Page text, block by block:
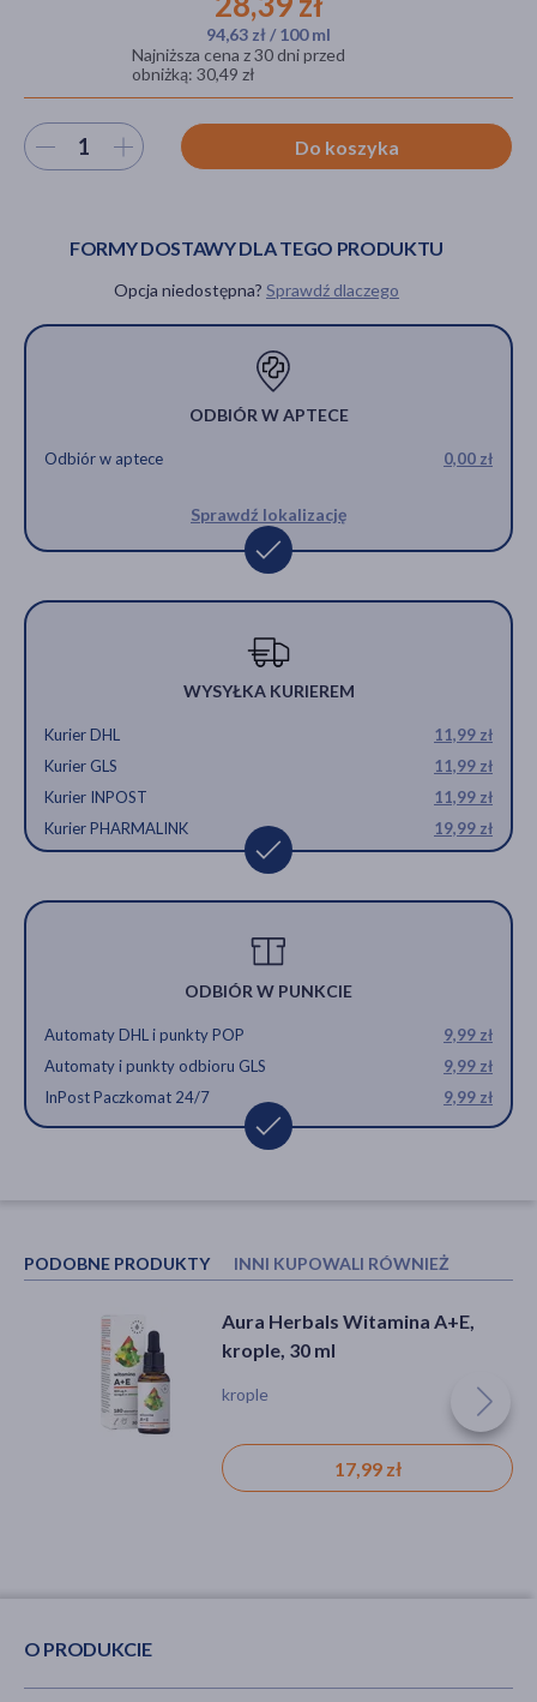
94,63 zł / 100 ml
Najniższa cena z 30 dni przed
obniżką: 30,49 zł
Wybierz ilość Do koszyka
FORMY DOSTAWY DLA TEGO PRODUKTU
Opcja niedostępna? Sprawdź dlaczego
ODBIÓR W APTECE
Odbiór w aptece 0,00 zł
Sprawdź lokalizację
WYSYŁKA KURIEREM
Kurier DHL
11,99 zł
Kurier GLS
11,99 zł
Kurier INPOST
11,99 zł
Kurier PHARMALINK
19,99 zł
ODBIÓR W PUNKCIE
Automaty DHL i punkty POP
9,99 zł
Automaty i punkty odbioru GLS
9,99 zł
InPost Paczkomat 24/7
9,99 zł
PODOBNE PRODUKTY INNI KUPOWALI RÓWNIEŻ
Aura Herbals Witamina A+E,
krople, 30 ml
krople
17,99 zł
Clean label Pharmovit, K2-Vit Oil
Active, krople, 30 ml
krople
34,59 zł
O PRODUKCIE